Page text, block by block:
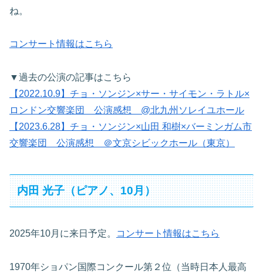
ね。
コンサート情報はこちら
▼過去の公演の記事はこちら
【2022.10.9】チョ・ソンジン×サー・サイモン・ラトル×
ロンドン交響楽団 公演感想 @北九州ソレイユホール
【2023.6.28】チョ・ソンジン×山田 和樹×バーミンガム市
交響楽団 公演感想 ＠文京シビックホール（東京）
内田 光子（ピアノ、10月）
2025年10月に来日予定。 コンサート情報はこちら
1970年ショパン国際コンクール第２位（当時日本人最高